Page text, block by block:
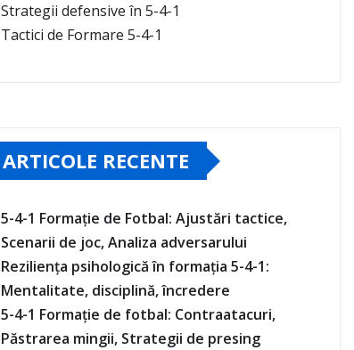
Strategii defensive în 5-4-1
Tactici de Formare 5-4-1
ARTICOLE RECENTE
5-4-1 Formație de Fotbal: Ajustări tactice,
Scenarii de joc, Analiza adversarului
Reziliența psihologică în formația 5-4-1:
Mentalitate, disciplină, încredere
5-4-1 Formație de fotbal: Contraatacuri,
Păstrarea mingii, Strategii de presing